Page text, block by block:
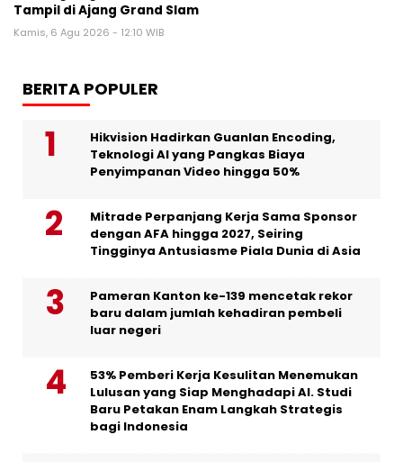
Tampil di Ajang Grand Slam
Kamis, 6 Agu 2026 - 12:10 WIB
BERITA POPULER
Hikvision Hadirkan Guanlan Encoding,
Teknologi AI yang Pangkas Biaya
Penyimpanan Video hingga 50%
Mitrade Perpanjang Kerja Sama Sponsor
dengan AFA hingga 2027, Seiring
Tingginya Antusiasme Piala Dunia di Asia
Pameran Kanton ke-139 mencetak rekor
baru dalam jumlah kehadiran pembeli
luar negeri
53% Pemberi Kerja Kesulitan Menemukan
Lulusan yang Siap Menghadapi AI. Studi
Baru Petakan Enam Langkah Strategis
bagi Indonesia